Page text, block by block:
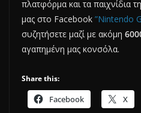
πλατφόρμα και τα παιχνίδια
μας στο Facebook ”Nintendo
συζητήσετε μαζί με ακόμη
αγαπημένη μας κονσόλα.
Share this:
Facebook X